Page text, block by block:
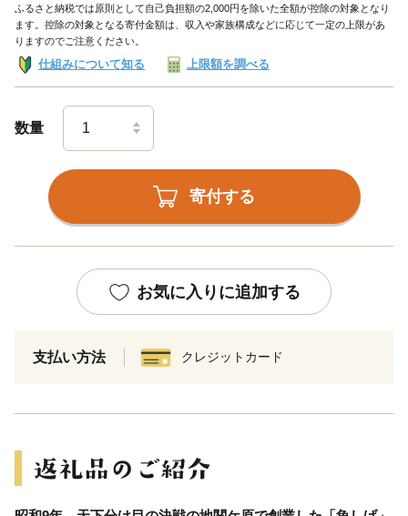
ふるさと納税では原則として自己負担額の2,000円を除いた全額が控除の対象となり
ます。控除の対象となる寄付金額は、収入や家族構成などに応じて一定の上限があ
りますのでご注意ください。
仕組みについて知る 上限額を調べる
数量
寄付する
お気に入りに追加する
支払い方法 クレジットカード